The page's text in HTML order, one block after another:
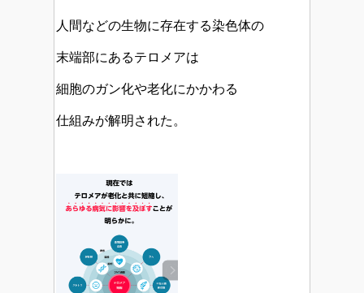
人間などの生物に存在する染色体の
末端部にあるテロメアは
細胞のガン化や老化にかかわる
仕組みが解明された。